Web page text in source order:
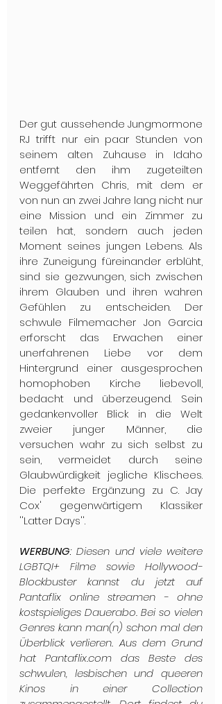
Der gut aussehende Jungmormone
RJ trifft nur ein paar Stunden von
seinem alten Zuhause in Idaho
entfernt den ihm zugeteilten
Weggefährten Chris, mit dem er
von nun an zwei Jahre lang nicht nur
eine Mission und ein Zimmer zu
teilen hat, sondern auch jeden
Moment seines jungen Lebens. Als
ihre Zuneigung füreinander erblüht,
sind sie gezwungen, sich zwischen
ihrem Glauben und ihren wahren
Gefühlen zu entscheiden. Der
schwule Filmemacher Jon Garcia
erforscht das Erwachen einer
unerfahrenen Liebe vor dem
Hintergrund einer ausgesprochen
homophoben Kirche liebevoll,
bedacht und überzeugend. Sein
gedankenvoller Blick in die Welt
zweier junger Männer, die
versuchen wahr zu sich selbst zu
sein, vermeidet durch seine
Glaubwürdigkeit jegliche Klischees.
Die perfekte Ergänzung zu C. Jay
Cox' gegenwärtigem Klassiker
''Latter Days''.
WERBUNG: Diesen und viele weitere
LGBTQI+ Filme sowie Hollywood-
Blockbuster kannst du jetzt auf
Pantaflix online streamen - ohne
kostspieliges Dauerabo. Bei so vielen
Genres kann man(n) schon mal den
Überblick verlieren. Aus dem Grund
hat Pantaflix.com das Beste des
schwulen, lesbischen und queeren
Kinos in einer Collection